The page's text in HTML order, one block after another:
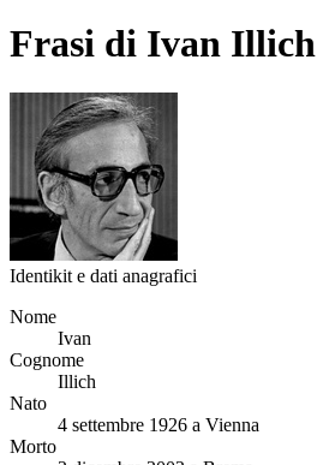
Frasi di Ivan Illich
Identikit e dati anagrafici
Nome
Ivan
Cognome
Illich
Nato
4 settembre 1926 a Vienna
Morto